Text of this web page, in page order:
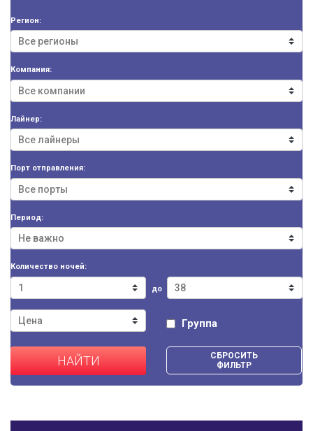
Регион:
Компания:
Лайнер:
Порт отправления:
Период:
Количество ночей:
до
Группа
НАЙТИ
СБРОСИТЬ
ФИЛЬТР